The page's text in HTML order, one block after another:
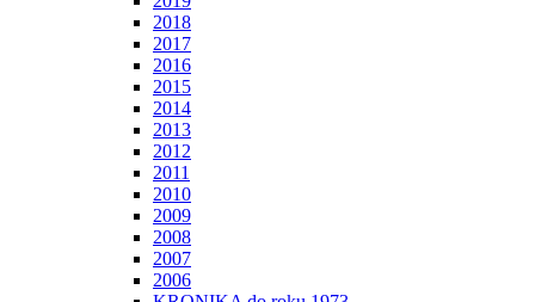
2018
2017
2016
2015
2014
2013
2012
2011
2010
2009
2008
2007
2006